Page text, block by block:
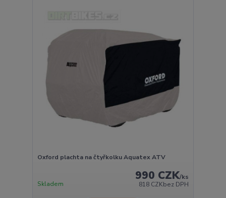
Oxford plachta na čtyřkolku Aquatex ATV
990 CZK/ks
818 CZKbez DPH
Skladem